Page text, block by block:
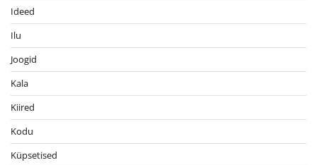
Ideed
Ilu
Joogid
Kala
Kiired
Kodu
Küpsetised